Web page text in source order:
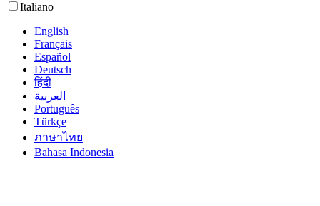
Italiano
English
Français
Español
Deutsch
हिंदी
العربية‏
Português
Türkçe
ภาษาไทย
Bahasa Indonesia